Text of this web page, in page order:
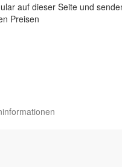
auf dieser Seite und
Preisen